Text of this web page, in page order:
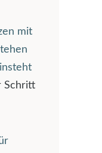
mit
Schritt